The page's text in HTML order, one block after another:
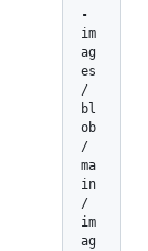
-
im
ag
es
/
bl
ob
/
ma
in
/
im
ag